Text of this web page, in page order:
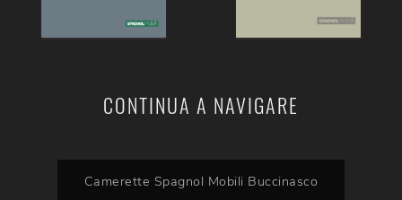
CONTINUA A NAVIGARE
Camerette Spagnol Mobili Buccinasco